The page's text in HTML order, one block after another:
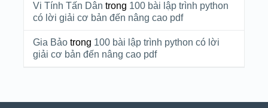
Vi Tính Tấn Dân trong 100 bài lập trình python
có lời giải cơ bản đến nâng cao pdf
Gia Bảotrong 100 bài lập trình python có lời
giải cơ bản đến nâng cao pdf